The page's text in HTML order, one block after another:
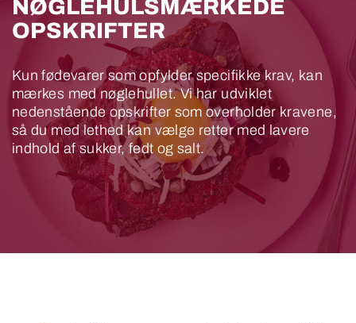
NØGLEHULSMÆRKEDE
OPSKRIFTER
Kun fødevarer som opfylder specifikke krav, kan
mærkes med nøglehullet. Vi har udviklet
nedenstående opskrifter som overholder kravene,
så du med lethed kan vælge retter med lavere
indhold af sukker, fedt og salt.